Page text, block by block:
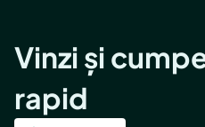
Vinzi și
rapid